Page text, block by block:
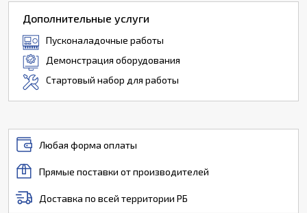
Дополнительные услуги
Пусконаладочные работы
Демонстрация оборудования
Стартовый набор для работы
Любая форма оплаты
Прямые поставки от производителей
Доставка по всей территории РБ